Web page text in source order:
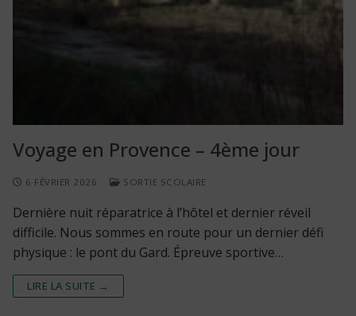
Voyage en Provence – 4ème jour
6 FÉVRIER 2026 SORTIE SCOLAIRE
Dernière nuit réparatrice à l’hôtel et dernier réveil
difficile. Nous sommes en route pour un dernier défi
physique : le pont du Gard. Épreuve sportive…
LIRE LA SUITE →